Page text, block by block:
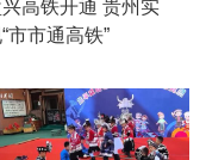
高铁开通 贵州实
市市通高铁”